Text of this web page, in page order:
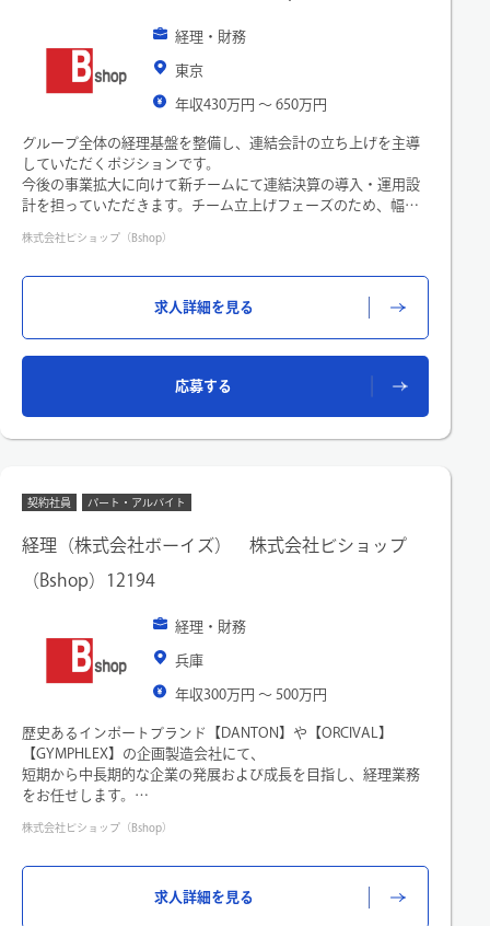
経理・財務
東京
年収430万円 〜 650万円
グループ全体の経理基盤を整備し、連結会計の立ち上げを主導
していただくポジションです。
今後の事業拡大に向けて新チームにて連結決算の導入・運用設
計を担っていただきます。チーム立上げフェーズのため、幅広
・グループ全体の連結決算体制の構築
・月次・年次連結決算の仕組みづくりと運用
・既存の個別決算、月次決算のレビューと改善
・個社経理業務引継ぎ
〇 当社の経理業務は、黙々と数字に向き合うだけではなく、
様々な部署とのやり取りが発生します。
なことが起こっているのか」「この商品は今こんな風状況なん
だ」と、物の流れの川上から川下までを理解したうえで業務を
遂行する必要があります。
〇 会社主催の音楽祭等イベントも多数あり、部署の垣根を越え
て協力しあう社風です。
人と話すことが好きな方、原価がどうしてそうなったのか・物
の流れに興味がある方、経理を極めたい方はぜひご応募くださ
い。
株式会社ビショップ（Bshop）
求人詳細を見る
応募する
契約社員 パート・アルバイト
経理（株式会社ボーイズ） 株式会社ビショップ
（Bshop）12194
経理・財務
兵庫
年収300万円 〜 500万円
歴史あるインポートブランド【DANTON】や【ORCIVAL】
【GYMPHLEX】の企画製造会社にて、
短期から中長期的な企業の発展および成長を目指し、経理業務
をお任せします。
簡単な事務作業からスタートし、習熟度に合わせて専門的な経
・IT・改善：クラウド会計ソフト等の運用・データ同期の最適
株式会社ビショップ（Bshop）
求人詳細を見る